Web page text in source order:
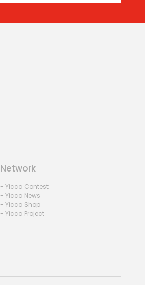
Network
- Yicca Contest
- Yicca News
- Yicca Shop
- Yicca Project